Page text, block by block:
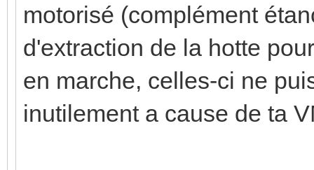
motorisé (complément
d'extraction de la hotte
en marche, celles-ci ne
inutilement a cause de ta